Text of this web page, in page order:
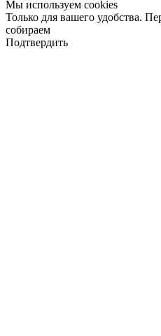
Мы используем cookies
Только для вашего удобства.
собираем
Подтвердить